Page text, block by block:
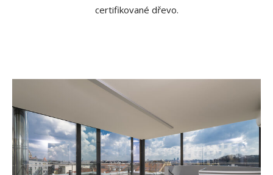
certifikované dřevo.